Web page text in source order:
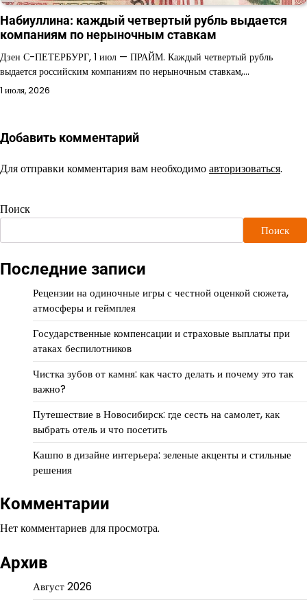
Набиуллина: каждый четвертый рубль выдается
компаниям по нерыночным ставкам
Дзен С-ПЕТЕРБУРГ, 1 июл — ПРАЙМ. Каждый четвертый рубль
выдается российским компаниям по нерыночным ставкам,…
1 июля, 2026
Добавить комментарий
Для отправки комментария вам необходимоавторизоваться.
Поиск
Поиск
Последние записи
Рецензии на одиночные игры с честной оценкой сюжета,
атмосферы и геймплея
Государственные компенсации и страховые выплаты при
атаках беспилотников
Чистка зубов от камня: как часто делать и почему это так
важно?
Путешествие в Новосибирск: где сесть на самолет, как
выбрать отель и что посетить
Кашпо в дизайне интерьера: зеленые акценты и стильные
решения
Комментарии
Нет комментариев для просмотра.
Архив
Август 2026